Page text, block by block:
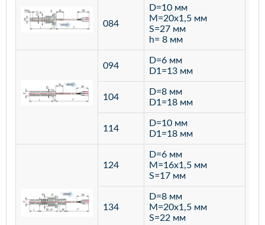
084
D=10 мм
M=20х1,5 мм
S=27 мм
h= 8 мм
094
D=6 мм
D1=13 мм
104
D=8 мм
D1=18 мм
114
D=10 мм
D1=18 мм
124
D=6 мм
M=16х1,5 мм
S=17 мм
134
D=8 мм
M=20х1,5 мм
S=22 мм